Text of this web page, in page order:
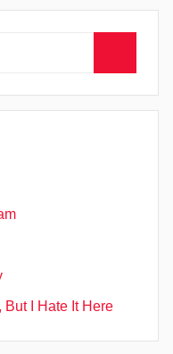
But I Hate It Here